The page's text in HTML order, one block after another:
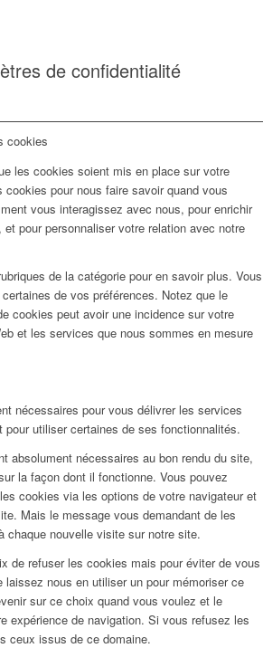
de confidentialité
cookies
les cookies soient mis en place sur votre
pour nous faire savoir quand vous
vous interagissez avec nous, pour enrichir
pour personnaliser votre relation avec notre
de la catégorie pour en savoir plus. Vous
de vos préférences. Notez que le
cookies peut avoir une incidence sur votre
et les services que nous sommes en mesure
nécessaires pour vous délivrer les services
utiliser certaines de ses fonctionnalités.
absolument nécessaires au bon rendu du site,
la façon dont il fonctionne. Vous pouvez
cookies via les options de votre navigateur et
Mais le message vous demandant de les
chaque nouvelle visite sur notre site.
de refuser les cookies mais pour éviter de vous
laissez nous en utiliser un pour mémoriser ce
sur ce choix quand vous voulez et le
expérience de navigation. Si vous refusez les
ceux issus de ce domaine.